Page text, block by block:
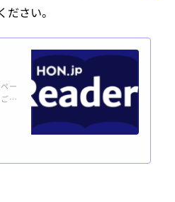
ださい。
ー
用